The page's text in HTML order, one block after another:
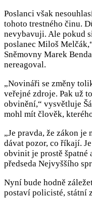
Poslanci však
tohoto trestného činu.
nevybavuji. Ale pokud
poslanec Miloš
Sněmovny Marek
nereagoval.
„Novináři se změny
veřejné zdroje. Pak už
obvinění,“ vysvětluje
mohl mít člověk,
„Je pravda, že zákon
dávat pozor, co říkají.
obvinit je prostě špatné
předseda Nejvyššího
Nyní bude hodně
postaví policisté, státní